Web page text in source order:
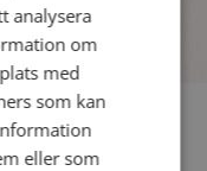
analysera
om
med
som kan
eller som